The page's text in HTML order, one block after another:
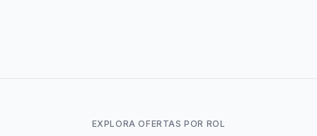
EXPLORA OFERTAS POR ROL